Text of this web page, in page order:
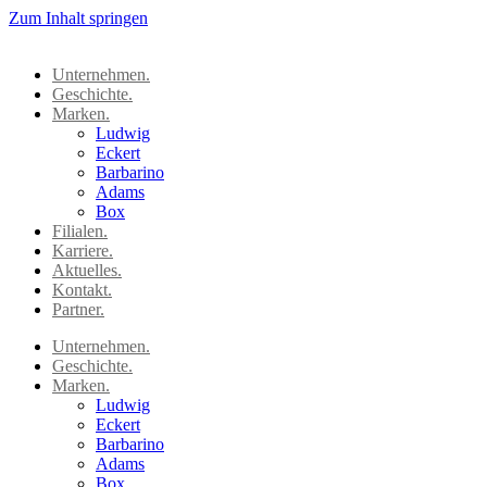
Zum Inhalt springen
Unternehmen.
Geschichte.
Marken.
Ludwig
Eckert
Barbarino
Adams
Box
Filialen.
Karriere.
Aktuelles.
Kontakt.
Partner.
Unternehmen.
Geschichte.
Marken.
Ludwig
Eckert
Barbarino
Adams
Box